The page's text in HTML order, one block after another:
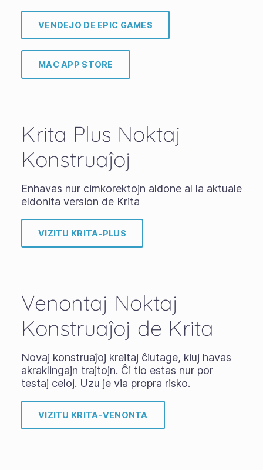
VENDEJO DE EPIC GAMES
MAC APP STORE
Krita Plus Noktaj
Konstruaĵoj
Enhavas nur cimkorektojn aldone al la aktuale
eldonita version de Krita
VIZITU KRITA-PLUS
Venontaj Noktaj
Konstruaĵoj de Krita
Novaj konstruaĵoj kreitaj ĉiutage, kiuj havas
akraklingajn trajtojn. Ĉi tio estas nur por
testaj celoj. Uzu je via propra risko.
VIZITU KRITA-VENONTA